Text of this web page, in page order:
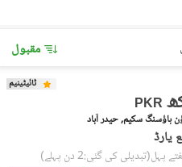
مقبول
ٹائیٹینیم
PKR
ہاؤسنگ سکیم, حیدر آباد
(تبدیلی کی گئی:2 دن پہلے)